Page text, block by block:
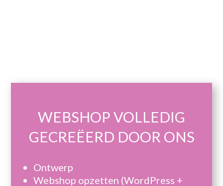
WEBSHOP VOLLEDIG
GECREËERD DOOR ONS
Ontwerp
Webshop opzetten (WordPress +